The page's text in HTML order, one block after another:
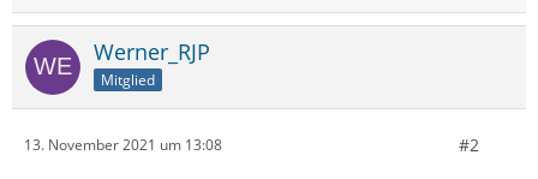
Werner_RJP
Mitglied
13. November 2021 um 13:08 #2